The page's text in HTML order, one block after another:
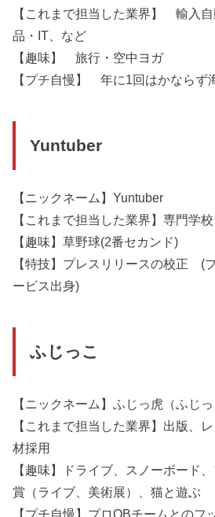
【これまで担当した業界】 輸入
品・IT、など
【趣味】 旅行・空中ヨガ
【プチ自慢】 年に1回はかならず
Yuntuber
【ニックネーム】Yuntuber
【これまで担当した業界】専門学
【趣味】草野球(2番セカンド)
【特技】プレスリリースの校正 (
ービス出身)
ふじっこ
【ニックネーム】ふじっ虎（ふじっ
【これまで担当した業界】出版、
材採用
【趣味】ドライブ、スノーボード
賞（ライブ、美術展）、猫と遊ぶ
【プチ自慢】プロOBチームとのフ